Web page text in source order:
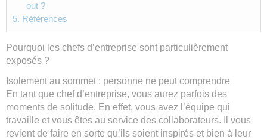
out ?
5. Références
Pourquoi les chefs d’entreprise sont particulièrement
exposés ?
Isolement au sommet : personne ne peut comprendre
En tant que chef d’entreprise, vous aurez parfois des
moments de solitude. En effet, vous avez l’équipe qui
travaille et vous êtes au service des collaborateurs. Il vous
revient de faire en sorte qu’ils soient inspirés et bien à leur